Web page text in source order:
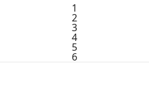
1
2
3
4
5
6